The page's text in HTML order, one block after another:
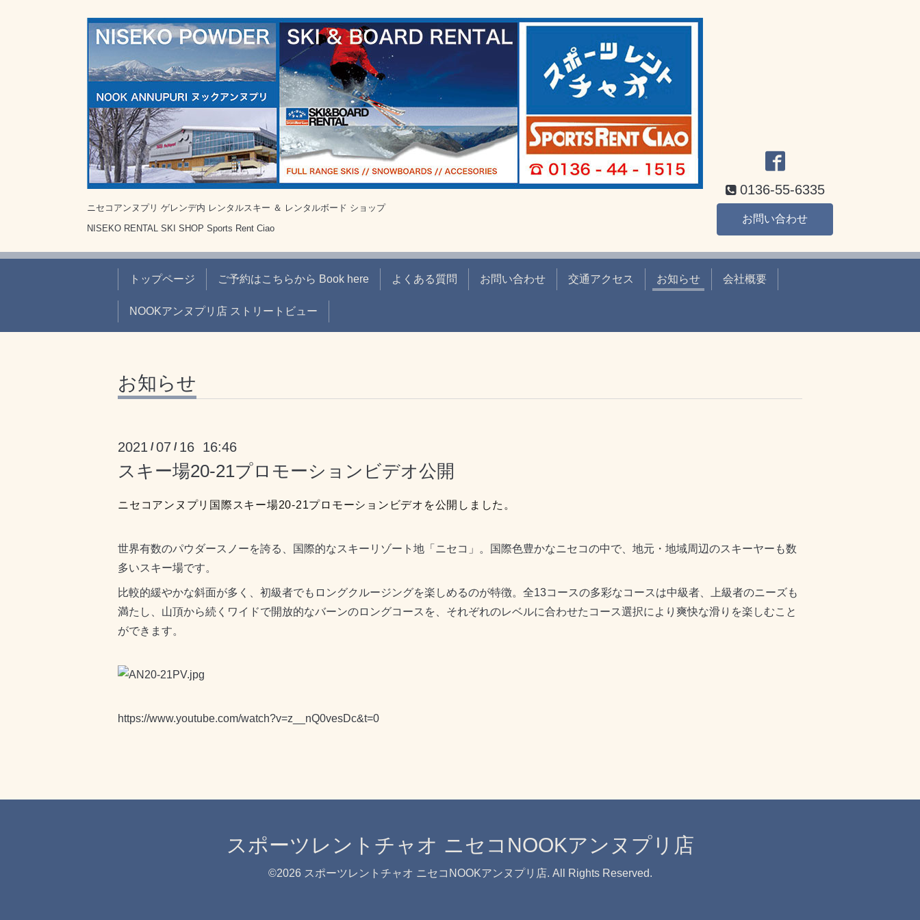
ニセコアンヌプリ ゲレンデ内 レンタルスキー ＆ レンタルボード ショップ
NISEKO RENTAL SKI SHOP Sports Rent Ciao
0136-55-6335
お問い合わせ
トップページ ご予約はこちらから Book here よくある質問 お問い合わせ 交通アクセス お知らせ 会社概要
NOOKアンヌプリ店 ストリートビュー
お知らせ
2021 /07 / 16 16:46
スキー場20-21プロモーションビデオ公開
ニセコアンヌプリ国際スキー場20-21プロモーションビデオを公開しました。
世界有数のパウダースノーを誇る、国際的なスキーリゾート地「ニセコ」。国際色豊かなニセコの中で、地元・地域周辺のスキーヤーも数
多いスキー場です。
比較的緩やかな斜面が多く、初級者でもロングクルージングを楽しめるのが特徴。全13コースの多彩なコースは中級者、上級者のニーズも
満たし、山頂から続くワイドで開放的なバーンのロングコースを、それぞれのレベルに合わせたコース選択により爽快な滑りを楽しむこと
ができます。
https://www.youtube.com/watch?v=z__nQ0vesDc&t=0
スポーツレントチャオ ニセコNOOKアンヌプリ店
©2026 スポーツレントチャオ ニセコNOOKアンヌプリ店. All Rights Reserved.